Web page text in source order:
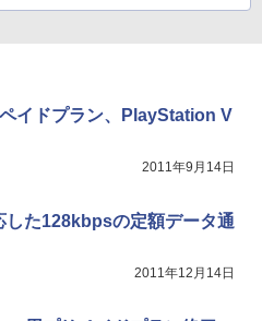
イドプラン、PlayStation V
2011年9月14日
した128kbpsの定額データ通
2011年12月14日